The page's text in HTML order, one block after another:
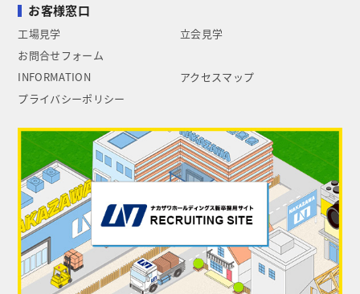
お客様窓口
工場見学
立会見学
お問合せフォーム
INFORMATION
アクセスマップ
プライバシーポリシー